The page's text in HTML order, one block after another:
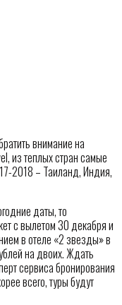
внимание на
из теплых стран самые
2018 – Таиланд, Индия,
даты, то
с вылетом 30 декабря и
в отеле «2 звезды» в
на двоих. Ждать
сервиса бронирования
всего, туры будут